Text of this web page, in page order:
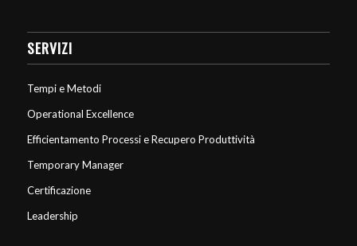
SERVIZI
Tempi e Metodi
Operational Excellence
Efficientamento Processi e Recupero Produttività
Temporary Manager
Certificazione
Leadership